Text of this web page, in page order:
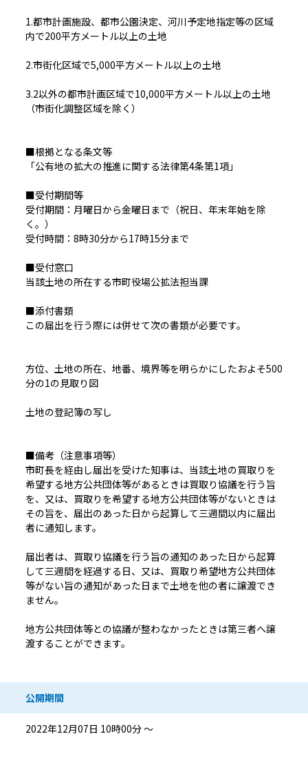
1.都市計画施設、都市公園決定、河川予定地指定等の区域
内で200平方メートル以上の土地
2.市街化区域で5,000平方メートル以上の土地
3.2以外の都市計画区域で10,000平方メートル以上の土地
（市街化調整区域を除く）
■根拠となる条文等
「公有地の拡大の推進に関する法律第4条第1項」
■受付期間等
受付期間：月曜日から金曜日まで（祝日、年末年始を除
く。）
受付時間：8時30分から17時15分まで
■受付窓口
当該土地の所在する市町役場公拡法担当課
■添付書類
この届出を行う際には併せて次の書類が必要です。
方位、土地の所在、地番、境界等を明らかにしたおよそ500
分の1の見取り図
土地の登記簿の写し
■備考（注意事項等）
市町長を経由し届出を受けた知事は、当該土地の買取りを
希望する地方公共団体等があるときは買取り協議を行う旨
を、又は、買取りを希望する地方公共団体等がないときは
その旨を、届出のあった日から起算して三週間以内に届出
者に通知します。
届出者は、買取り協議を行う旨の通知のあった日から起算
して三週間を経過する日、又は、買取り希望地方公共団体
等がない旨の通知があった日まで土地を他の者に譲渡でき
ません。
地方公共団体等との協議が整わなかったときは第三者へ譲
渡することができます。
公開期間
2022年12月07日 10時00分 ～